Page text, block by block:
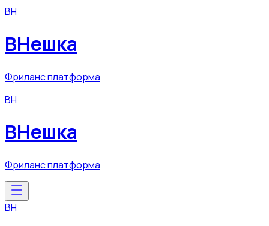
ВН
ВНешка
Фриланс платформа
ВН
ВНешка
Фриланс платформа
ВН